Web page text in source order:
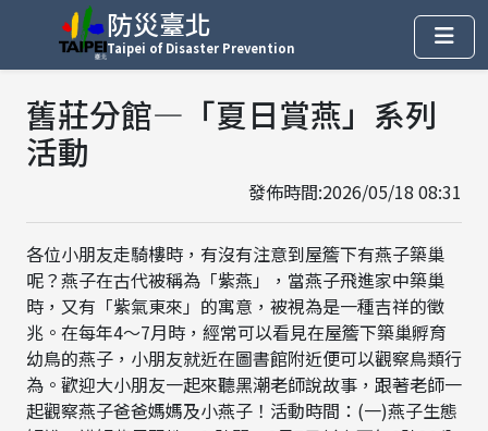
防災臺北
Taipei of Disaster Prevention
舊莊分館—「夏日賞燕」系列
活動
發佈時間:2026/05/18 08:31
各位小朋友走騎樓時，有沒有注意到屋簷下有燕子築巢
呢？燕子在古代被稱為「紫燕」，當燕子飛進家中築巢
時，又有「紫氣東來」的寓意，被視為是一種吉祥的徵
兆。在每年4～7月時，經常可以看見在屋簷下築巢孵育
幼鳥的燕子，小朋友就近在圖書館附近便可以觀察鳥類行
為。歡迎大小朋友一起來聽黑潮老師說故事，跟著老師一
起觀察燕子爸爸媽媽及小燕子！活動時間：(一)燕子生態